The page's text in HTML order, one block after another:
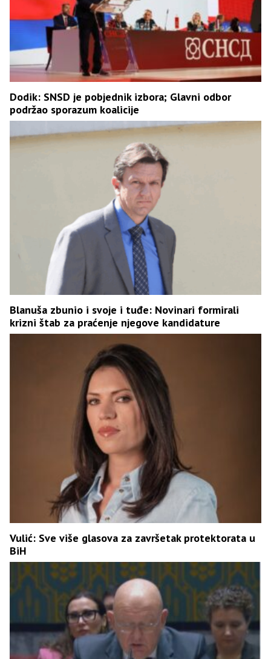
Dodik: SNSD je pobjednik izbora; Glavni odbor
podržao sporazum koalicije
Blanuša zbunio i svoje i tuđe: Novinari formirali
krizni štab za praćenje njegove kandidature
Vulić: Sve više glasova za završetak protektorata u
BiH